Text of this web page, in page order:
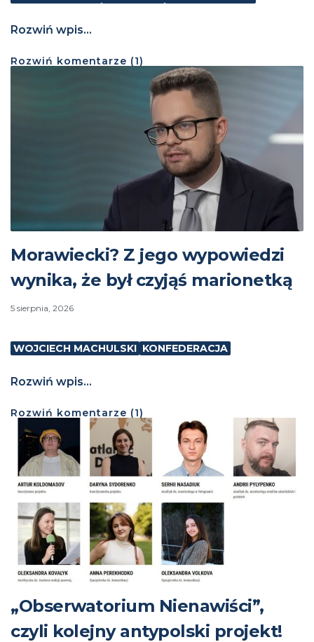
Rozwiń wpis...
Rozwiń komentarze (1)
Morawiecki? Z jego wypowiedzi
wynika, że był czyjąś marionetką
5 sierpnia, 2026
WOJCIECH MACHULSKI KONFEDERACJA
Rozwiń wpis...
Rozwiń komentarze (1)
„Obserwatorium Nienawiści”,
czyli kolejny antypolski projekt!